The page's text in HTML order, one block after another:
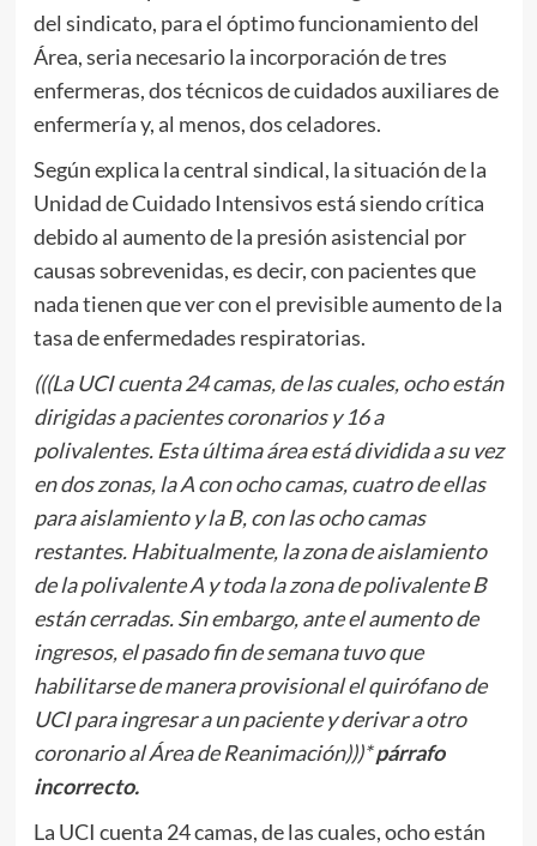
del sindicato, para el óptimo funcionamiento del
Área, seria necesario la incorporación de tres
enfermeras, dos técnicos de cuidados auxiliares de
enfermería y, al menos, dos celadores.
Según explica la central sindical, la situación de la
Unidad de Cuidado Intensivos está siendo crítica
debido al aumento de la presión asistencial por
causas sobrevenidas, es decir, con pacientes que
nada tienen que ver con el previsible aumento de la
tasa de enfermedades respiratorias.
(((La UCI cuenta 24 camas, de las cuales, ocho están
dirigidas a pacientes coronarios y 16 a
polivalentes. Esta última área está dividida a su vez
en dos zonas, la A con ocho camas, cuatro de ellas
para aislamiento y la B, con las ocho camas
restantes. Habitualmente, la zona de aislamiento
de la polivalente A y toda la zona de polivalente B
están cerradas. Sin embargo, ante el aumento de
ingresos, el pasado fin de semana tuvo que
habilitarse de manera provisional el quirófano de
UCI para ingresar a un paciente y derivar a otro
coronario al Área de Reanimación)))*párrafo
incorrecto.
La UCI cuenta 24 camas, de las cuales, ocho están